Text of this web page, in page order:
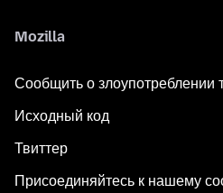
Mozilla
Сообщить о злоупотреблении
Исходный код
Твиттер
Присоединяйтесь к нашему